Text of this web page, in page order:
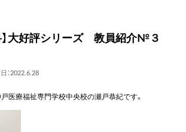
】大好評シリーズ 教員紹介№３
：2022.6.28
医療福祉専門学校中央校の瀬戸恭紀です。